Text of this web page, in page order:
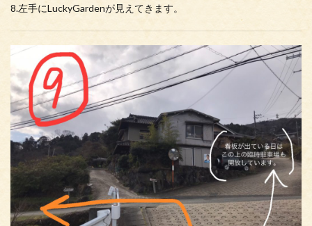
8.左手にLuckyGardenが見えてきます。